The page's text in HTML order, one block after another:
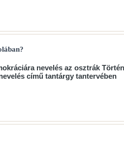
nevelés az osztrák
című tantárgy tantervében